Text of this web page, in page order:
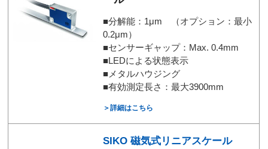
■分解能：1μm （オプション：最小
0.2μm）
■センサーギャップ：Max. 0.4mm
■LEDによる状態表示
■メタルハウジング
■有効測定長さ：最大3900mm
＞詳細はこちら
SIKO 磁気式リニアスケール